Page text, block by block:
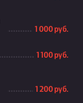
1 000 руб.
1 100 руб.
1 200 руб.